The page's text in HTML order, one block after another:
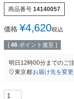
商品番号 14140057
価格 ¥4,620税込
[ 46 ポイント進呈 ]
明日 12時00分までのご
東京都お届け先を変更